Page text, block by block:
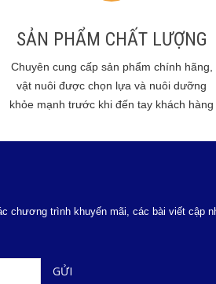
SẢN PHẨM CHẤT LƯỢNG
Chuyên cung cấp sản phẩm chính hãng,
vật nuôi được chọn lựa và nuôi dưỡng
khỏe mạnh trước khi đến tay khách hàng
chương trình khuyến mãi, các bài viết cập